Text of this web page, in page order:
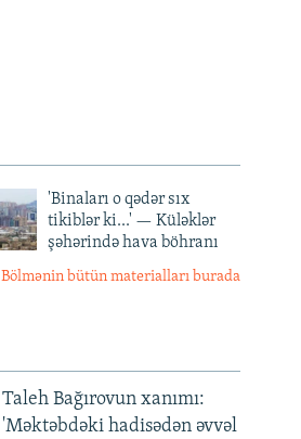
'Binaları o qədər sıx
tikiblər ki...' — Küləklər
şəhərində hava böhranı
Bölmənin bütün materialları burada
Taleh Bağırovun xanımı:
'Məktəbdəki hadisədən əvvəl